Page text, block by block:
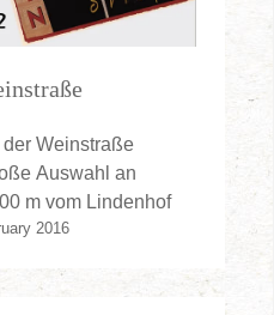
Weinstraße
Auswahl an
m vom Lindenhof
2016